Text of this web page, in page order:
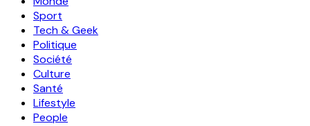
Sport
Tech & Geek
Politique
Société
Culture
Santé
Lifestyle
People